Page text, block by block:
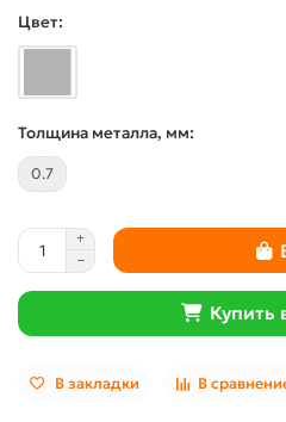
Цвет:
Толщина металла, мм:
0.7
Купить
В закладки В